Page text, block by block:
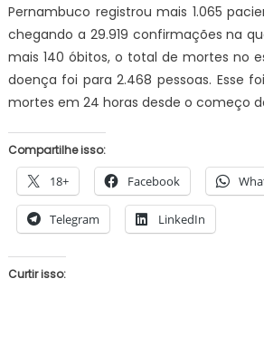
Pernambuco registrou mais 1.065
chegando a 29.919 confirmações na
mais 140 óbitos, o total de mortes no
doença foi para 2.468 pessoas. Esse
mortes em 24 horas desde o começo
Compartilhe isso:
18+ Facebook
Telegram LinkedIn
Curtir isso: